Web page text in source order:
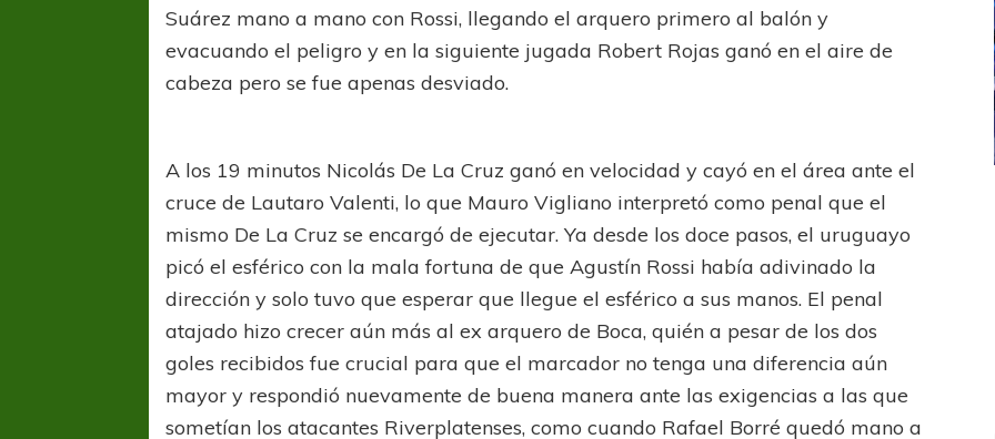
Suárez mano a mano con Rossi, llegando el arquero primero al balón y
evacuando el peligro y en la siguiente jugada Robert Rojas ganó en el aire de
cabeza pero se fue apenas desviado.
A los 19 minutos Nicolás De La Cruz ganó en velocidad y cayó en el área ante el
cruce de Lautaro Valenti, lo que Mauro Vigliano interpretó como penal que el
mismo De La Cruz se encargó de ejecutar. Ya desde los doce pasos, el uruguayo
picó el esférico con la mala fortuna de que Agustín Rossi había adivinado la
dirección y solo tuvo que esperar que llegue el esférico a sus manos. El penal
atajado hizo crecer aún más al ex arquero de Boca, quién a pesar de los dos
goles recibidos fue crucial para que el marcador no tenga una diferencia aún
mayor y respondió nuevamente de buena manera ante las exigencias a las que
sometían los atacantes Riverplatenses, como cuando Rafael Borré quedó mano a
COPA SUDAMERICANA
A pesar de la derrota Tigre avanzó a
Octavos de Final
COPA SUDAMERICANA LANÚS
Sur Defendido
UEFA CHAMPIONS LEAGUE
PSG celebró el bicampeonato